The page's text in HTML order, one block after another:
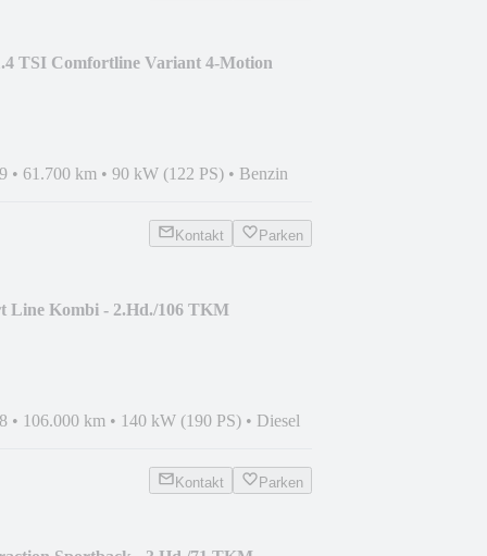
TSI Comfortline Variant 4-Motion
• 61.700 km • 90 kW (122 PS) • Benzin
Kontakt Parken
Line Kombi - 2.Hd./106 TKM
• 106.000 km • 140 kW (190 PS) • Diesel
Kontakt Parken